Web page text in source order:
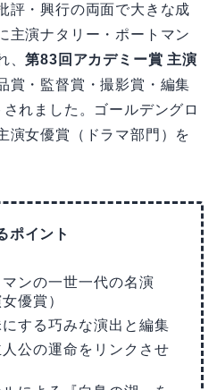
評・興行の両面で大きな成
主演ナタリー・ポートマン
、第83回アカデミー賞 主演
賞・監督賞・撮影賞・編集
れました。ゴールデングロ
演女優賞（ドラマ部門）を
ポイント
ンの一世一代の名演
優賞）
する巧みな演出と編集
人公の運命をリンクさせ